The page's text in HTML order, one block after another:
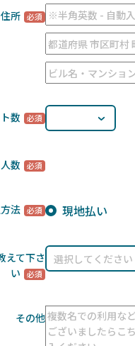
住所
数
数
法 現地払い
えて下さ
い
その他